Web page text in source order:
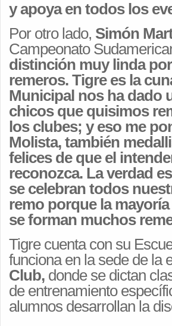
y apoya en todos los
Por otro lado, Simón
Campeonato
distinción muy linda
remeros. Tigre es la
Municipal nos ha dado
chicos que quisimos
los clubes; y eso me
Molista, también
felices de que el
reconozca. La verdad
se celebran todos
remo porque la
se forman muchos
Tigre cuenta con su
funciona en la sede de la
Club, donde se dictan
de entrenamiento
alumnos desarrollan la